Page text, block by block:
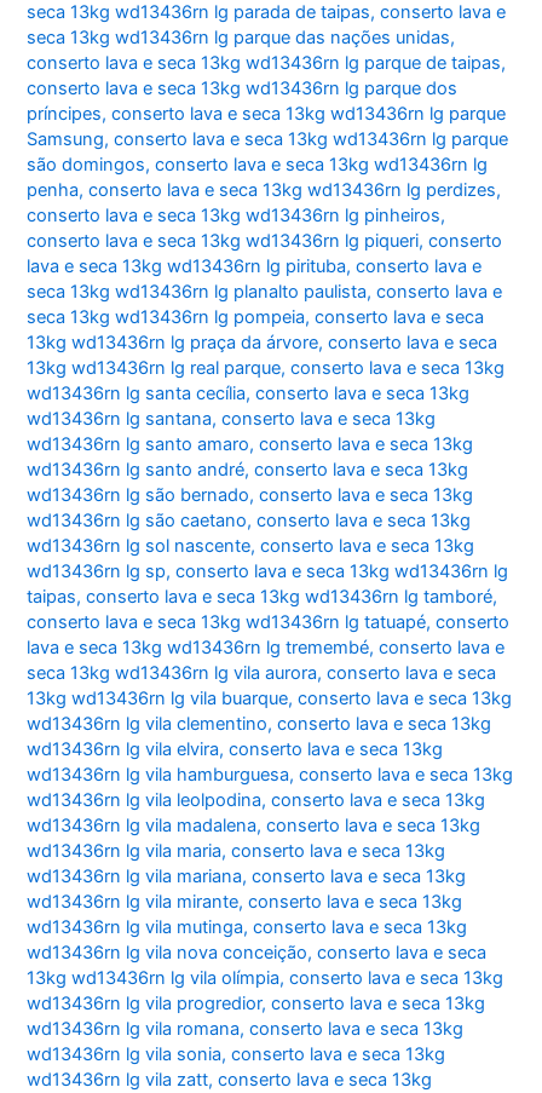
seca 13kg wd13436rn lg parada de taipas,conserto lava e
seca 13kg wd13436rn lg parque das nações unidas,
conserto lava e seca 13kg wd13436rn lg parque de taipas,
conserto lava e seca 13kg wd13436rn lg parque dos
príncipes,conserto lava e seca 13kg wd13436rn lg parque
Samsung,conserto lava e seca 13kg wd13436rn lg parque
são domingos,conserto lava e seca 13kg wd13436rn lg
penha,conserto lava e seca 13kg wd13436rn lg perdizes,
conserto lava e seca 13kg wd13436rn lg pinheiros,
conserto lava e seca 13kg wd13436rn lg piqueri,conserto
lava e seca 13kg wd13436rn lg pirituba,conserto lava e
seca 13kg wd13436rn lg planalto paulista,conserto lava e
seca 13kg wd13436rn lg pompeia,conserto lava e seca
13kg wd13436rn lg praça da árvore,conserto lava e seca
13kg wd13436rn lg real parque,conserto lava e seca 13kg
wd13436rn lg santa cecília,conserto lava e seca 13kg
wd13436rn lg santana,conserto lava e seca 13kg
wd13436rn lg santo amaro,conserto lava e seca 13kg
wd13436rn lg santo andré,conserto lava e seca 13kg
wd13436rn lg são bernado,conserto lava e seca 13kg
wd13436rn lg são caetano,conserto lava e seca 13kg
wd13436rn lg sol nascente,conserto lava e seca 13kg
wd13436rn lg sp,conserto lava e seca 13kg wd13436rn lg
taipas,conserto lava e seca 13kg wd13436rn lg tamboré,
conserto lava e seca 13kg wd13436rn lg tatuapé,conserto
lava e seca 13kg wd13436rn lg tremembé,conserto lava e
seca 13kg wd13436rn lg vila aurora,conserto lava e seca
13kg wd13436rn lg vila buarque,conserto lava e seca 13kg
wd13436rn lg vila clementino,conserto lava e seca 13kg
wd13436rn lg vila elvira,conserto lava e seca 13kg
wd13436rn lg vila hamburguesa,conserto lava e seca 13kg
wd13436rn lg vila leolpodina,conserto lava e seca 13kg
wd13436rn lg vila madalena,conserto lava e seca 13kg
wd13436rn lg vila maria,conserto lava e seca 13kg
wd13436rn lg vila mariana,conserto lava e seca 13kg
wd13436rn lg vila mirante,conserto lava e seca 13kg
wd13436rn lg vila mutinga,conserto lava e seca 13kg
wd13436rn lg vila nova conceição,conserto lava e seca
13kg wd13436rn lg vila olímpia,conserto lava e seca 13kg
wd13436rn lg vila progredior,conserto lava e seca 13kg
wd13436rn lg vila romana,conserto lava e seca 13kg
wd13436rn lg vila sonia,conserto lava e seca 13kg
wd13436rn lg vila zatt,conserto lava e seca 13kg